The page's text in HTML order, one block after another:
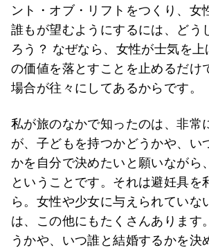
ント・オブ・リフトをつくり、女
誰もが望むようにするには、どう
ろう？ なぜなら、女性が士気を
の価値を落とすことを止めるだけ
場合が往々にしてあるからです。
私が旅のなかで知ったのは、非常
が、子どもを持つかどうかや、い
かを自分で決めたいと願いながら
ということです。それは避妊具を
ら。女性や少女に与えられていな
は、この他にもたくさんあります
うかや、いつ誰と結婚するかを決